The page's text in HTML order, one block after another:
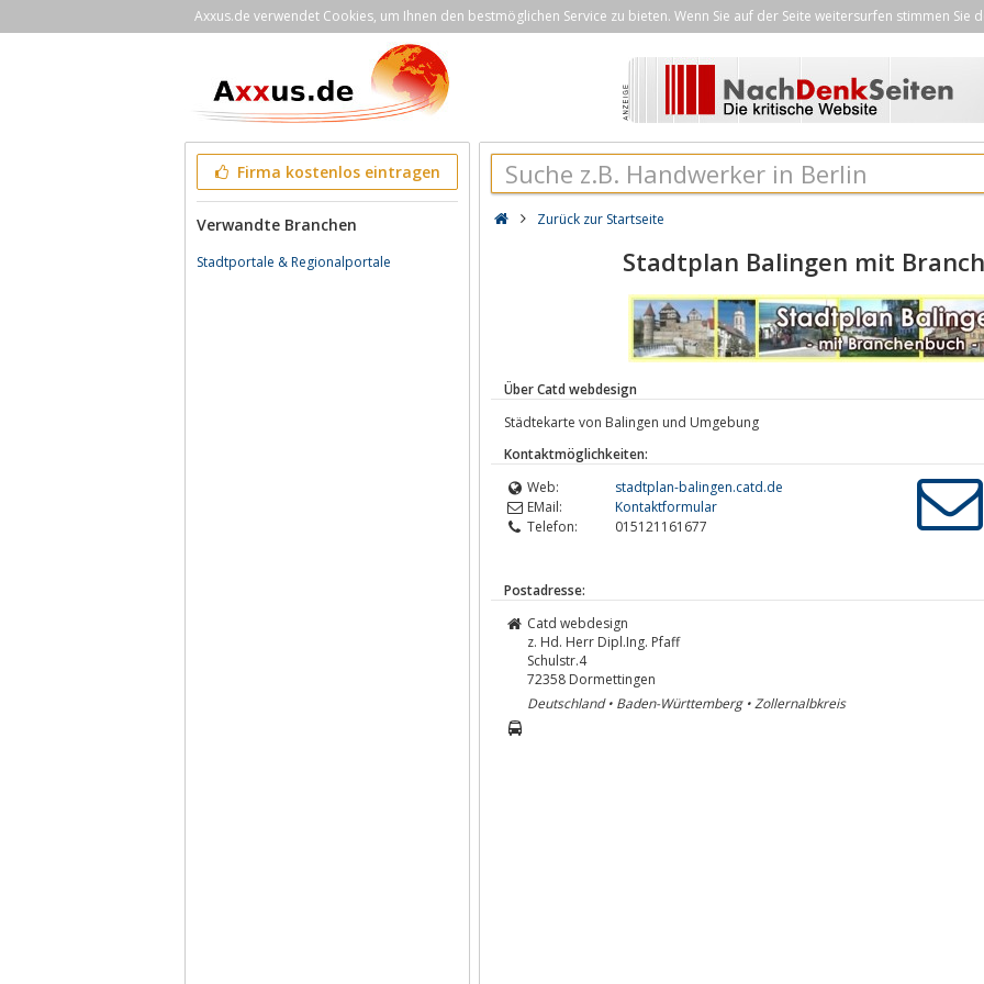
Axxus.de verwendet Cookies, um Ihnen den bestmöglichen Service zu bieten. Wenn Sie auf der Seite weitersurfen stimmen Sie
Firma kostenlos eintragen
Verwandte Branchen
Stadtportale & Regionalportale
Zurück zur Startseite
Stadtplan Balingen mit
Über Catd webdesign
Städtekarte von Balingen und Umgebung
Kontaktmöglichkeiten:
Web:
stadtplan-balingen.catd.de
EMail:
Kontaktformular
Telefon:
015121161677
Postadresse:
Catd webdesign
z. Hd. Herr Dipl.Ing. Pfaff
Schulstr.4
72358 Dormettingen
Deutschland • Baden-Württemberg • Zollernalbkreis